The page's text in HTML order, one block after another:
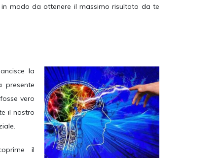
modo da ottenere il massimo risultato da te
la
presente
vero
il nostro
il